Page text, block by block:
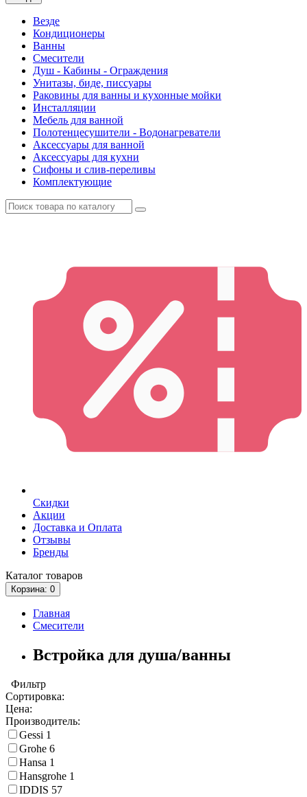
Везде
Кондиционеры
Ванны
Смесители
Душ - Кабины - Ограждения
Унитазы, биде, писсуары
Раковины для ванны и кухонные мойки
Инсталляции
Мебель для ванной
Полотенцесушители - Водонагреватели
Аксессуары для ванной
Аксессуары для кухни
Сифоны и слив-переливы
Комплектующие
Скидки
Акции
Доставка и Оплата
Отзывы
Бренды
Каталог товаров
Корзина: 0
Главная
Смесители
Встройка для душа/ванны
Фильтр
Сортировка:
Цена:
Производитель:
Gessi 1
Grohe 6
Hansa 1
Hansgrohe 1
IDDIS 57